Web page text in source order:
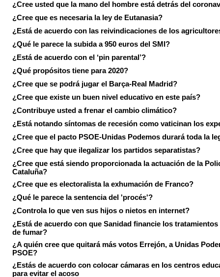
¿Cree usted que la mano del hombre está detrás del
¿Cree que es necesaria la ley de Eutanasia?
¿Está de acuerdo con las reivindicaciones de los
¿Qué le parece la subida a 950 euros del SMI?
¿Está de acuerdo con el ‘pin parental’?
¿Qué propósitos tiene para 2020?
¿Cree que se podrá jugar el Barça-Real Madrid?
¿Cree que existe un buen nivel educativo en este país?
¿Contribuye usted a frenar el cambio climático?
¿Está notando síntomas de recesión como vaticinan los
¿Cree que el pacto PSOE-Unidas Podemos durará toda la
¿Cree que hay que ilegalizar los partidos separatistas?
¿Cree que está siendo proporcionada la actuación de la
Cataluña?
¿Cree que es electoralista la exhumación de Franco?
¿Qué le parece la sentencia del 'procés'?
¿Controla lo que ven sus hijos o nietos en internet?
¿Está de acuerdo con que Sanidad financie los tratamientos
de fumar?
¿A quién cree que quitará más votos Errejón, a Unidas
PSOE?
¿Estás de acuerdo con colocar cámaras en los centros
para evitar el acoso